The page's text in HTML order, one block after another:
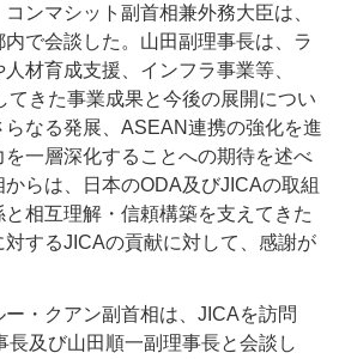
ンマシット副首相兼外務大臣は、
で会談した。山田副理事長は、ラ
材育成支援、インフラ事業等、
てきた事業成果と今後の展開につい
なる発展、ASEAN連携の強化を進
一層深化することへの期待を述べ
らは、日本のODA及びJICAの取組
相互理解・信頼構築を支えてきた
するJICAの貢献に対して、感謝が
・クアン副首相は、JICAを訪問
長及び山田順一副理事長と会談し